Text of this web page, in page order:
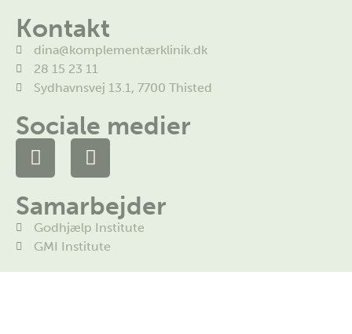
Kontakt
dina@komplementærklinik.dk
28 15 23 11
Sydhavnsvej 13.1, 7700 Thisted
Sociale medier
Samarbejder
Godhjælp Institute
GMI Institute